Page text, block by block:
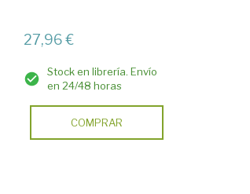
27,96 €
Stock en librería. Envío
en 24/48 horas
COMPRAR